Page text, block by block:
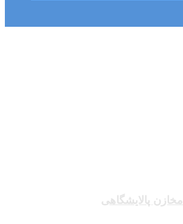
مخازن پالایشگاهی